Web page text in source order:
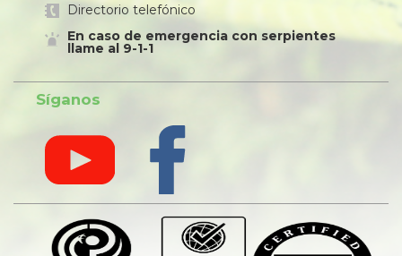
Directorio telefónico
En caso de emergencia con serpientes
llame al 9-1-1
Síganos